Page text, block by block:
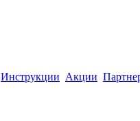
Инструкции Акции